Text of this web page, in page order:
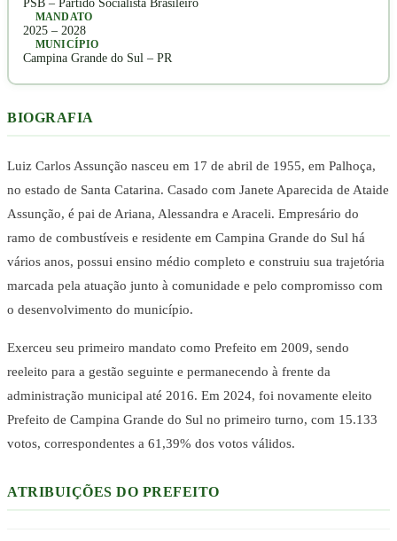
PSB – Partido Socialista Brasileiro
MANDATO
2025 – 2028
MUNICÍPIO
Campina Grande do Sul – PR
BIOGRAFIA
Luiz Carlos Assunção nasceu em 17 de abril de 1955, em Palhoça,
no estado de Santa Catarina. Casado com Janete Aparecida de Ataide
Assunção, é pai de Ariana, Alessandra e Araceli. Empresário do
ramo de combustíveis e residente em Campina Grande do Sul há
vários anos, possui ensino médio completo e construiu sua trajetória
marcada pela atuação junto à comunidade e pelo compromisso com
o desenvolvimento do município.
Exerceu seu primeiro mandato como Prefeito em 2009, sendo
reeleito para a gestão seguinte e permanecendo à frente da
administração municipal até 2016. Em 2024, foi novamente eleito
Prefeito de Campina Grande do Sul no primeiro turno, com 15.133
votos, correspondentes a 61,39% dos votos válidos.
ATRIBUIÇÕES DO PREFEITO